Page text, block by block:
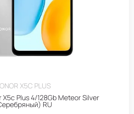
X5C PLUS
Plus 4/128Gb Meteor Silver
RU